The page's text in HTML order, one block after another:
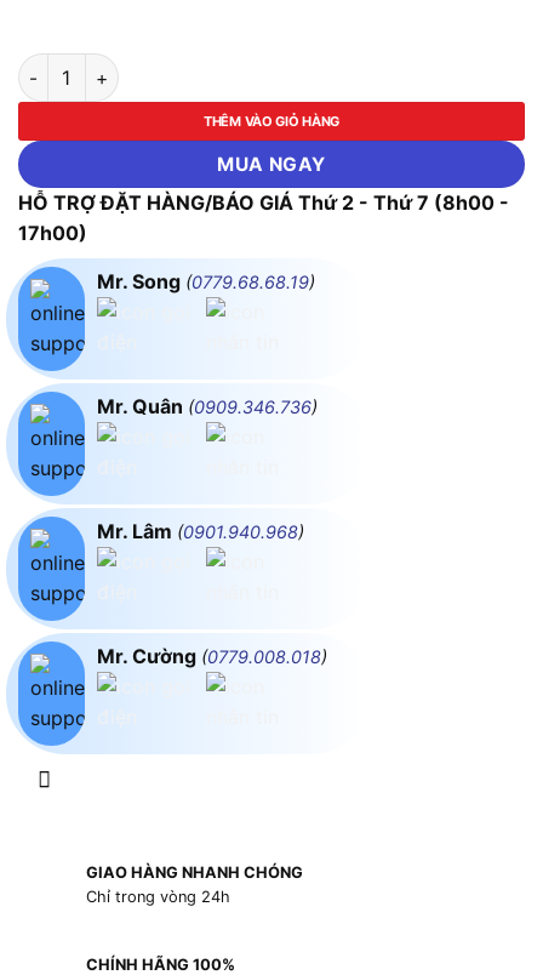
Bộ tuýp 1/2" 6 cạnh 10 chi tiết ( Xi bóng ) ASAKI-AK-9768 số
THÊM VÀO GIỎ HÀNG
MUA NGAY
HỖ TRỢ ĐẶT HÀNG/BÁO GIÁ Thứ 2 - Thứ 7 (8h00 -
17h00)
Mr. Song (0779.68.68.19)
Mr. Quân (0909.346.736)
Mr. Lâm (0901.940.968)
Mr. Cường (0779.008.018)
GIAO HÀNG NHANH CHÓNG
Chỉ trong vòng 24h
CHÍNH HÃNG 100%